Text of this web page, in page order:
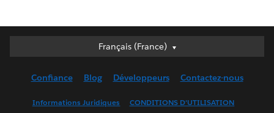
Français (France)
Français (France)
English (UK)
Confiance Blog Développeurs Contactez-nous
Informations Juridiques CONDITIONS D'UTILISATION